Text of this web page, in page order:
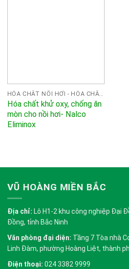
HÓA CHẤT NỒI HƠI - HÓA CHẤT XỬ LÝ NƯỚC CHO NỒI HƠI - BOILER
Hóa chất khử oxy, chống ăn
mòn cho nồi hơi- Nalco
Eliminox
VŨ HOÀNG MIỀN BẮC
Địa chỉ: Lô H1-2 khu công nghiệp Đại
Đồng, tỉnh Bắc Ninh
Văn phòng đại diện: Tầng 7 Tòa nhà
Linh Đàm, phường Hoàng Liệt, thành
Điện thoại: 024 3382 9999